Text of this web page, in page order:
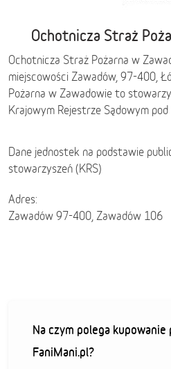
Ochotnicza Straż
Ochotnicza Straż Pożarna w
miejscowości Zawadów, 97-400,
Pożarna w Zawadowie to
Krajowym Rejestrze Sądowym
Dane jednostek na podstawie
stowarzyszeń (KRS)
Adres:
Zawadów 97-400, Zawadów 106
Na czym polega
FaniMani.pl?